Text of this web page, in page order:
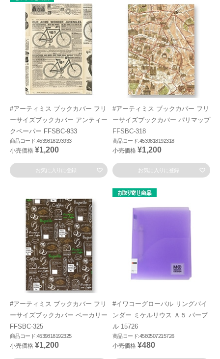
#アーティミス ブックカバー フリ
ーサイズブックカバー アンティー
クペーパー FFSBC-933
商品コード:4539818193933
小売価格 ¥1,200
お気に入りに登録
#アーティミス ブックカバー フリ
ーサイズブックカバー パリマップ
FFSBC-318
商品コード:4539818192318
小売価格 ¥1,200
お気に入りに登録
#アーティミス ブックカバー フリ
ーサイズブックカバー ベーカリー
FFSBC-325
商品コード:4539818192325
小売価格 ¥1,200
#イワコーグローバル リングバイ
ンダー ミケルリウス Ａ５ パープ
ル 15726
商品コード:4580507215726
小売価格 ¥480